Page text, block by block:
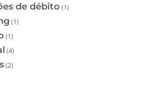
de débito (1)
(1)
(1)
(4)
(2)